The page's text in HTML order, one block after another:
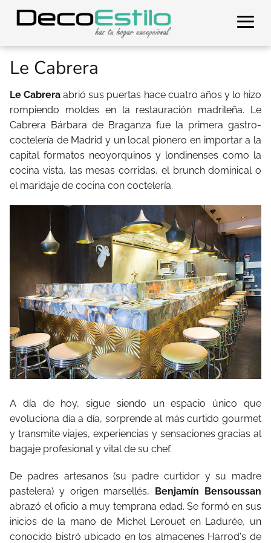
Le Cabrera
Le Cabrera abrió sus puertas hace cuatro años y lo hizo
rompiendo moldes en la restauración madrileña. Le
Cabrera Bárbara de Braganza fue la primera gastro-
coctelería de Madrid y un local pionero en importar a la
capital formatos neoyorquinos y londinenses como la
cocina vista, las mesas corridas, el brunch dominical o
el maridaje de cocina con coctelería.
A día de hoy, sigue siendo un espacio único que
evoluciona día a día, sorprende al más curtido gourmet
y transmite viajes, experiencias y sensaciones gracias al
bagaje profesional y vital de su chef.
De padres artesanos (su padre curtidor y su madre
pastelera) y origen marsellés, Benjamín Bensoussan
abrazó el oficio a muy temprana edad. Se formó en sus
inicios de la mano de Michel Lerouet en Ladurée, un
conocido bistró ubicado en los almacenes Harrod's de